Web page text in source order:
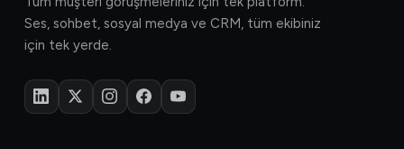
Ses, sohbet, sosyal medya ve CRM, tüm ekibiniz
için tek yerde.